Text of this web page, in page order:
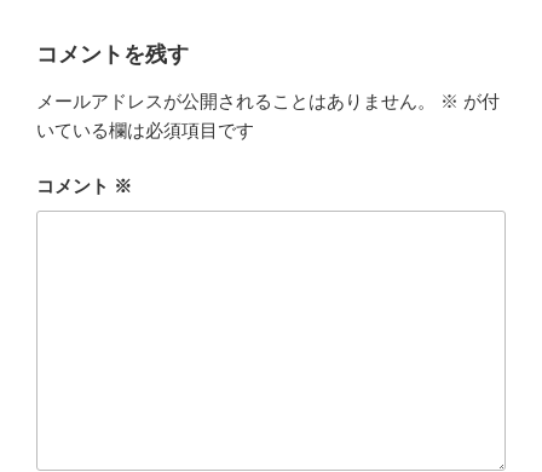
コメントを残す
メールアドレスが公開されることはありません。 ※ が付
いている欄は必須項目です
コメント ※